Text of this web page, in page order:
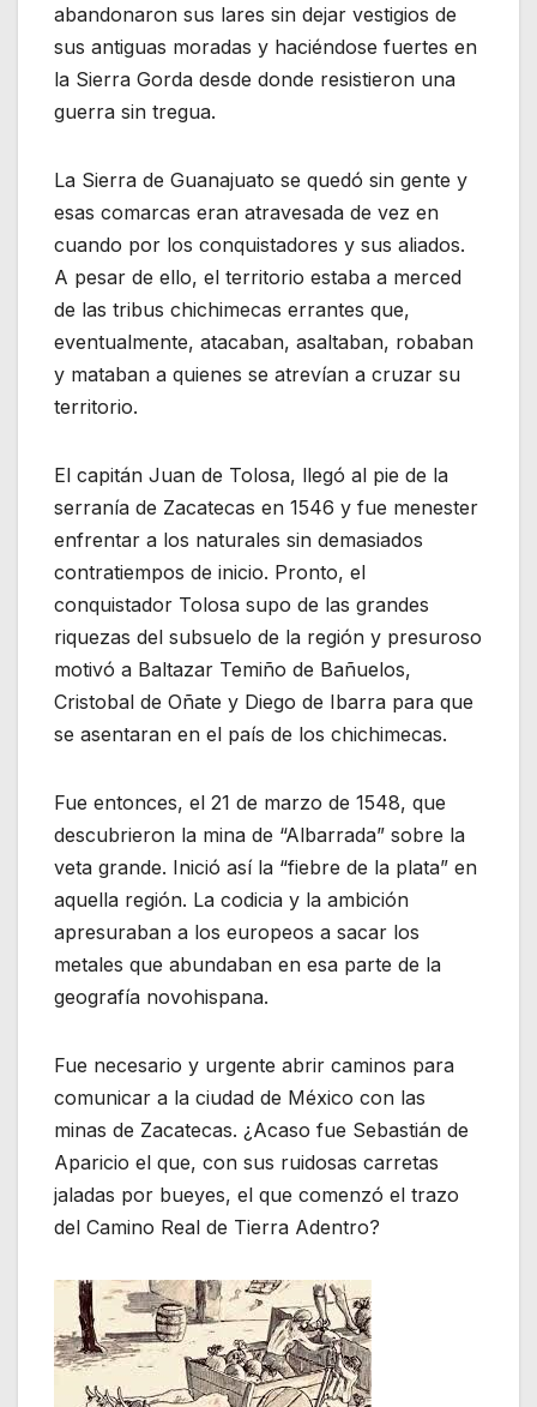
abandonaron sus lares sin dejar vestigios de
sus antiguas moradas y haciéndose fuertes en
la Sierra Gorda desde donde resistieron una
guerra sin tregua.
La Sierra de Guanajuato se quedó sin gente y
esas comarcas eran atravesada de vez en
cuando por los conquistadores y sus aliados.
A pesar de ello, el territorio estaba a merced
de las tribus chichimecas errantes que,
eventualmente, atacaban, asaltaban, robaban
y mataban a quienes se atrevían a cruzar su
territorio.
El capitán Juan de Tolosa, llegó al pie de la
serranía de Zacatecas en 1546 y fue menester
enfrentar a los naturales sin demasiados
contratiempos de inicio. Pronto, el
conquistador Tolosa supo de las grandes
riquezas del subsuelo de la región y presuroso
motivó a Baltazar Temiño de Bañuelos,
Cristobal de Oñate y Diego de Ibarra para que
se asentaran en el país de los chichimecas.
Fue entonces, el 21 de marzo de 1548, que
descubrieron la mina de “Albarrada” sobre la
veta grande. Inició así la “fiebre de la plata” en
aquella región. La codicia y la ambición
apresuraban a los europeos a sacar los
metales que abundaban en esa parte de la
geografía novohispana.
Fue necesario y urgente abrir caminos para
comunicar a la ciudad de México con las
minas de Zacatecas. ¿Acaso fue Sebastián de
Aparicio el que, con sus ruidosas carretas
jaladas por bueyes, el que comenzó el trazo
del Camino Real de Tierra Adentro?